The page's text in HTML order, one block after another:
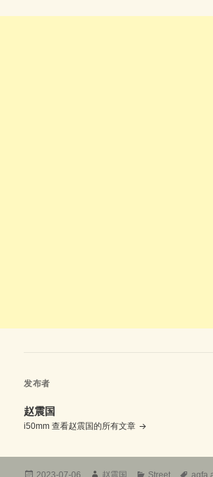
发布者
赵震国
i50mm查看赵震国的所有文章
发 作 分 标